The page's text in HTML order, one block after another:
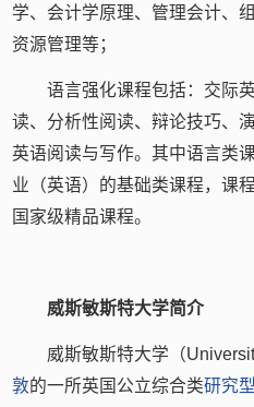
学、会计学原理、管理会计、
资源管理等；
语言强化课程包括：交际
读、分析性阅读、辩论技巧、
英语阅读与写作。其中语言类
业（英语）的基础类课程，课
国家级精品课程。
威斯敏斯特大学简介
威斯敏斯特大学（
敦的一所英国公立综合类研究